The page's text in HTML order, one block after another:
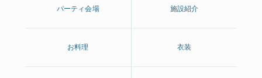
パーティ会場 施設紹介
お料理 衣装